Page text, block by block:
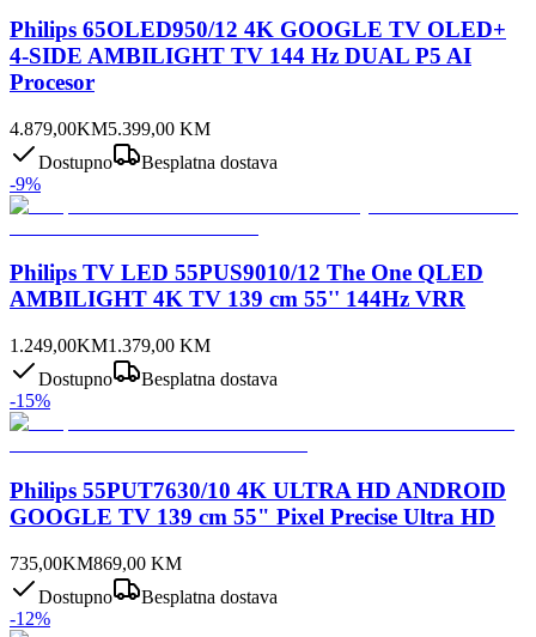
Philips 65OLED950/12 4K GOOGLE TV OLED+
4-SIDE AMBILIGHT TV 144 Hz DUAL P5 AI
Procesor
4.879,00KM5.399,00 KM
Dostupno
Besplatna dostava
-9%
Philips TV LED 55PUS9010/12 The One QLED
AMBILIGHT 4K TV 139 cm 55'' 144Hz VRR
1.249,00KM1.379,00 KM
Dostupno
Besplatna dostava
-15%
Philips 55PUT7630/10 4K ULTRA HD ANDROID
GOOGLE TV 139 cm 55" Pixel Precise Ultra HD
735,00KM869,00 KM
Dostupno
Besplatna dostava
-12%